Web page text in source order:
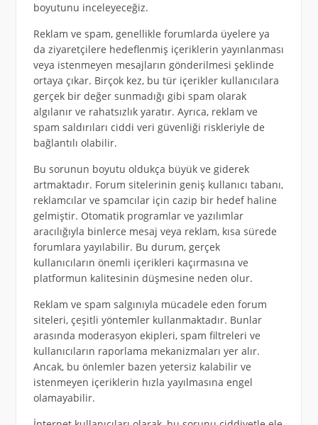
boyutunu inceleyeceğiz.
Reklam ve spam, genellikle forumlarda üyelere ya
da ziyaretçilere hedeflenmiş içeriklerin yayınlanması
veya istenmeyen mesajların gönderilmesi şeklinde
ortaya çıkar. Birçok kez, bu tür içerikler kullanıcılara
gerçek bir değer sunmadığı gibi spam olarak
algılanır ve rahatsızlık yaratır. Ayrıca, reklam ve
spam saldırıları ciddi veri güvenliği riskleriyle de
bağlantılı olabilir.
Bu sorunun boyutu oldukça büyük ve giderek
artmaktadır. Forum sitelerinin geniş kullanıcı tabanı,
reklamcılar ve spamcılar için cazip bir hedef haline
gelmiştir. Otomatik programlar ve yazılımlar
aracılığıyla binlerce mesaj veya reklam, kısa sürede
forumlara yayılabilir. Bu durum, gerçek
kullanıcıların önemli içerikleri kaçırmasına ve
platformun kalitesinin düşmesine neden olur.
Reklam ve spam salgınıyla mücadele eden forum
siteleri, çeşitli yöntemler kullanmaktadır. Bunlar
arasında moderasyon ekipleri, spam filtreleri ve
kullanıcıların raporlama mekanizmaları yer alır.
Ancak, bu önlemler bazen yetersiz kalabilir ve
istenmeyen içeriklerin hızla yayılmasına engel
olamayabilir.